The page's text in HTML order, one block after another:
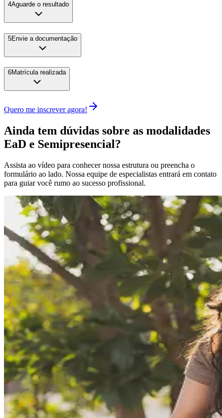
4Aguarde o resultado
5Envie a documentação
6Matrícula realizada
Quero me inscrever agora!
Ainda tem dúvidas sobre as modalidades
EaD e Semipresencial?
Assista ao vídeo para conhecer nossa estrutura ou preencha o
formulário ao lado. Nossa equipe de especialistas entrará em contato
para guiar você rumo ao sucesso profissional.